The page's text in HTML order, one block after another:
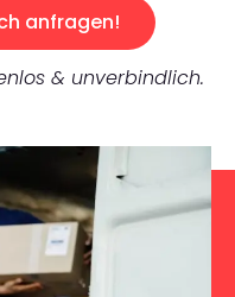
anfragen!
& unverbindlich.